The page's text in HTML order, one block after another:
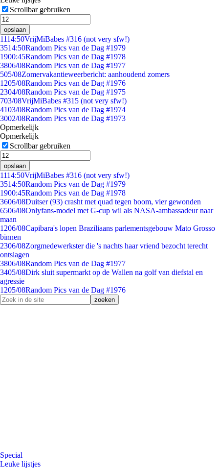
Scrollbar gebruiken
opslaan
1114:50VrijMiBabes #316 (not very sfw!)
3514:50Random Pics van de Dag #1979
1900:45Random Pics van de Dag #1978
3806/08Random Pics van de Dag #1977
505/08Zomervakantieweerbericht: aanhoudend zomers
1205/08Random Pics van de Dag #1976
2304/08Random Pics van de Dag #1975
703/08VrijMiBabes #315 (not very sfw!)
4103/08Random Pics van de Dag #1974
3002/08Random Pics van de Dag #1973
Opmerkelijk
Opmerkelijk
Scrollbar gebruiken
opslaan
1114:50VrijMiBabes #316 (not very sfw!)
3514:50Random Pics van de Dag #1979
1900:45Random Pics van de Dag #1978
3606/08Duitser (93) crasht met quad tegen boom, vier gewonden
6506/08Onlyfans-model met G-cup wil als NASA-ambassadeur naar
maan
1206/08Capibara's lopen Braziliaans parlementsgebouw Mato Grosso
binnen
2306/08Zorgmedewerkster die 's nachts haar vriend bezocht terecht
ontslagen
3806/08Random Pics van de Dag #1977
3405/08Dirk sluit supermarkt op de Wallen na golf van diefstal en
agressie
1205/08Random Pics van de Dag #1976
Special
Leuke lijstjes